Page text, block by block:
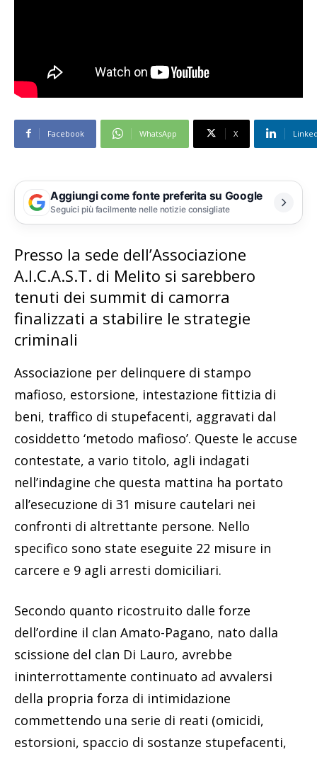
Facebook WhatsApp X
Aggiungi come fonte preferita su Google
Seguici più facilmente nelle notizie consigliate
Presso la sede dell’Associazione
A.I.C.A.S.T. di Melito si sarebbero
tenuti dei summit di camorra
finalizzati a stabilire le strategie
criminali
Associazione per delinquere di stampo
mafioso, estorsione, intestazione fittizia di
beni, traffico di stupefacenti, aggravati dal
cosiddetto ‘metodo mafioso’. Queste le accuse
contestate, a vario titolo, agli indagati
nell’indagine che questa mattina ha portato
all’esecuzione di 31 misure cautelari nei
confronti di altrettante persone. Nello
specifico sono state eseguite 22 misure in
carcere e 9 agli arresti domiciliari.
Secondo quanto ricostruito dalle forze
dell’ordine il clan Amato-Pagano, nato dalla
scissione del clan Di Lauro, avrebbe
ininterrottamente continuato ad avvalersi
della propria forza di intimidazione
commettendo una serie di reati (omicidi,
estorsioni, spaccio di sostanze stupefacenti,